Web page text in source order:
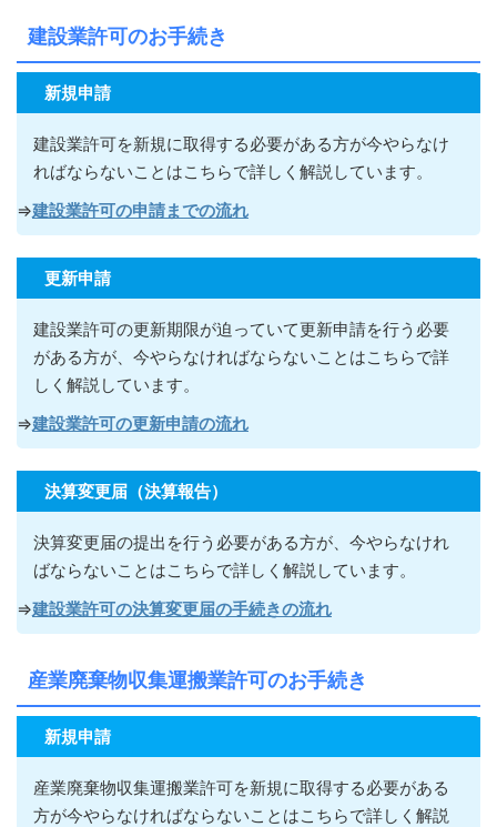
建設業許可のお手続き
新規申請
建設業許可を新規に取得する必要がある方が今やらなけ
ればならないこ とはこちらで詳しく解説しています。
⇒建設業許可の申請までの流れ
更新申請
建設業許可の更新期限が迫っていて更新申請を行う必要
がある方が 、今やらなければならないこ とはこちらで詳
しく解説しています。
⇒建設業許可の更新申請の流れ
決算変更届（決算報告）
決算変更届の提出を行う必要がある方が 、今やらなけれ
ばならないこ とはこちらで詳しく解説しています。
⇒建設業許可の決算変更届の手続きの流れ
産業廃棄物収集運搬業許可のお手続き
新規申請
産業廃棄物収集運搬業許可を新規に取得する必要がある
方が今やらなければならないこ とはこちらで詳しく解説